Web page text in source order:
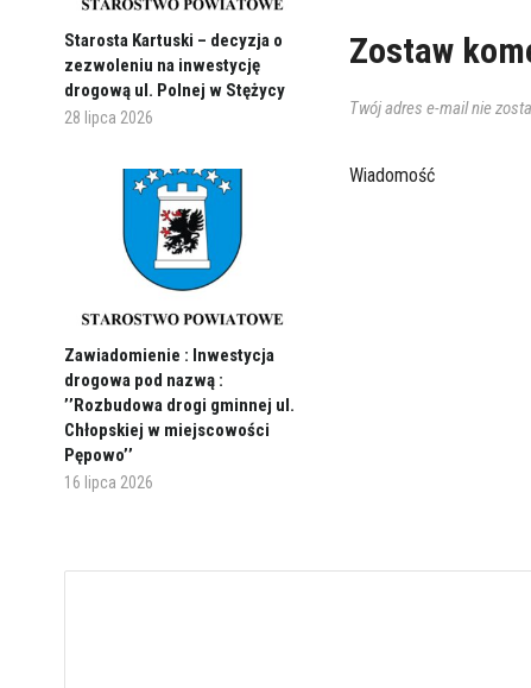
Starosta Kartuski – decyzja o
zezwoleniu na inwestycję
drogową ul. Polnej w Stężycy
28 lipca 2026
Zawiadomienie : Inwestycja
drogowa pod nazwą :
’’Rozbudowa drogi gminnej ul.
Chłopskiej w miejscowości
Pępowo’’
16 lipca 2026
Zostaw
Twój adres e-mail nie
Wiadomość